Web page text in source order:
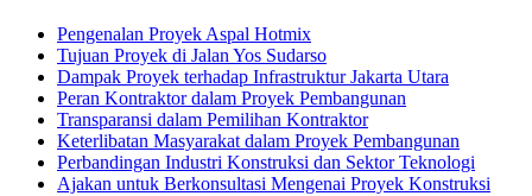
Pengenalan Proyek Aspal Hotmix
Tujuan Proyek di Jalan Yos Sudarso
Dampak Proyek terhadap Infrastruktur Jakarta Utara
Peran Kontraktor dalam Proyek Pembangunan
Transparansi dalam Pemilihan Kontraktor
Keterlibatan Masyarakat dalam Proyek Pembangunan
Perbandingan Industri Konstruksi dan Sektor Teknologi
Ajakan untuk Berkonsultasi Mengenai Proyek Konstruksi